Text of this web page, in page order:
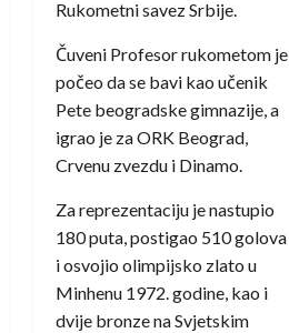
Rukometni savez Srbije.
Čuveni Profesor rukometom je
počeo da se bavi kao učenik
Pete beogradske gimnazije, a
igrao je za ORK Beograd,
Crvenu zvezdu i Dinamo.
Za reprezentaciju je nastupio
180 puta, postigao 510 golova
i osvojio olimpijsko zlato u
Minhenu 1972. godine, kao i
dvije bronze na Svjetskim